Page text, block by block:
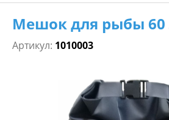
Мешок для рыбы 60
Артикул: 1010003